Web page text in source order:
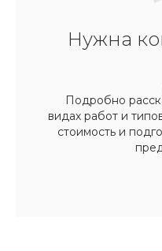
Нужна
Подробно
видах работ и
стоимость и